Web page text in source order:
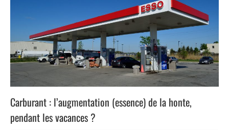
Carburant : l’augmentation (essence) de la honte,
pendant les vacances ?